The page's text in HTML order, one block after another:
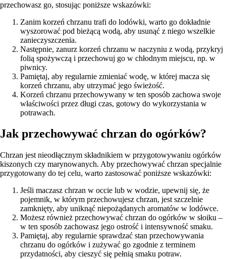
przechowasz go, stosując poniższe wskazówki:
Zanim korzeń chrzanu trafi do lodówki, warto go dokładnie
wyszorować pod bieżącą wodą, aby usunąć z niego wszelkie
zanieczyszczenia.
Następnie, zanurz korzeń chrzanu w naczyniu z wodą, przykryj
folią spożywczą i przechowuj go w chłodnym miejscu, np. w
piwnicy.
Pamiętaj, aby regularnie zmieniać wodę, w której macza się
korzeń chrzanu, aby utrzymać jego świeżość.
Korzeń chrzanu przechowywany w ten sposób zachowa swoje
właściwości przez długi czas, gotowy do wykorzystania w
potrawach.
Jak przechowywać chrzan do ogórków?
Chrzan jest nieodłącznym składnikiem w przygotowywaniu ogórków
kiszonych czy marynowanych. Aby przechowywać chrzan specjalnie
przygotowany do tej celu, warto zastosować poniższe wskazówki:
Jeśli maczasz chrzan w occie lub w wodzie, upewnij się, że
pojemnik, w którym przechowujesz chrzan, jest szczelnie
zamknięty, aby uniknąć niepożądanych aromatów w lodówce.
Możesz również przechowywać chrzan do ogórków w słoiku –
w ten sposób zachowasz jego ostrość i intensywność smaku.
Pamiętaj, aby regularnie sprawdzać stan przechowywania
chrzanu do ogórków i zużywać go zgodnie z terminem
przydatności, aby cieszyć się pełnią smaku potraw.